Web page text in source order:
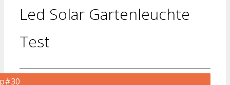
Led Solar Gartenleuchte
Test